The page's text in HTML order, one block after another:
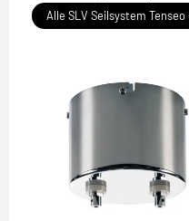
Alle SLV Seilsystem